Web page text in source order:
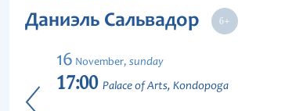
Даниэль Сальвадор
16 November, sunday
17:00 Palace of Arts, Kondopoga